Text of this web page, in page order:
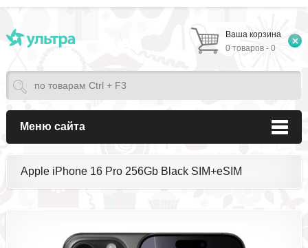
Ваша корзина
0 товаров - 0
Меню сайта
Apple iPhone 16 Pro 256Gb Black SIM+eSIM